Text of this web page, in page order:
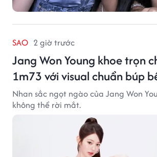
SAO 2 giờ trước
Jang Won Young khoe trọn
1m73 với visual chuẩn búp
Nhan sắc ngọt ngào của Jang Won
không thể rời mắt.